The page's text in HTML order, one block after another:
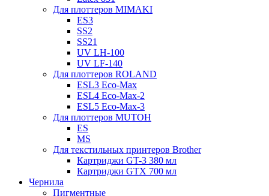
Для плоттеров MIMAKI
ES3
SS2
SS21
UV LH-100
UV LF-140
Для плоттеров ROLAND
ESL3 Eco-Max
ESL4 Eco-Max-2
ESL5 Eco-Max-3
Для плоттеров MUTOH
ES
MS
Для текстильных принтеров Brother
Картриджи GT-3 380 мл
Картриджи GTX 700 мл
Чернила
Пигментные